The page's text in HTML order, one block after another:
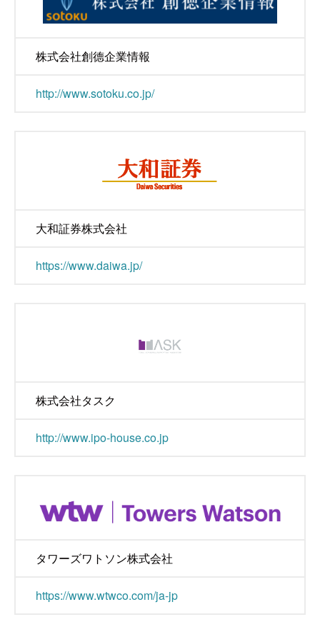
株式会社創德企業情報
http://www.sotoku.co.jp/
大和証券株式会社
https://www.daiwa.jp/
株式会社タスク
http://www.ipo-house.co.jp
タワーズワトソン株式会社
https://www.wtwco.com/ja-jp